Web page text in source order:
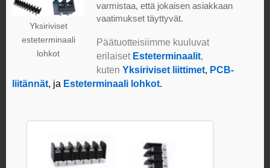
Yksiriviset
esteterminaali
lohkot
varmistaa, että jokaisen asiakkaan
vaatimukset täyttyvät.
Päätuotteisiimme kuuluvat
erilaiset Esteterminaalit,
kuten Yksiriviset liittimet, PCB-
liitännät, ja Esteterminaali lohkot.